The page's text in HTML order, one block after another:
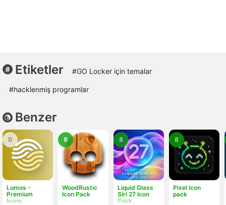
Etiketler #GO Locker için temalar
#hacklenmiş programlar
Benzer
Lumos -
Premium
Icons
0
WoodRustic
Icon Pack
8
Liquid Glass
Siri 27 Icon
Pack
8
Pixel icon
pack
8